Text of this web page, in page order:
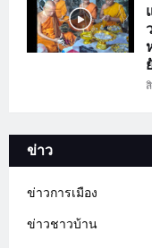
ข่าว
ข่าวการเมือง
ข่าวชาวบ้าน